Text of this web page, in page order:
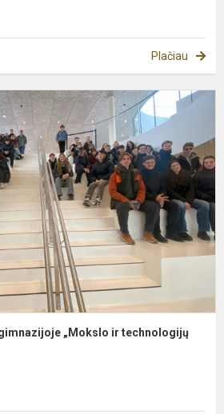
Plačiau
„Mokslo ir technologijų